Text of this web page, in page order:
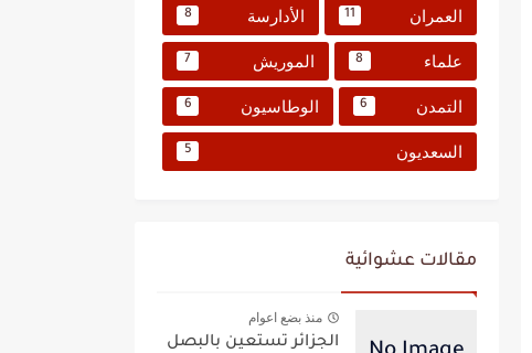
العمران 11 الأدارسة 8
علماء 8 الموريش 7
التمدن 6 الوطاسيون 6
السعديون 5
مقالات عشوائية
منذ بضع اعوام
الجزائر تستعين بالبصل